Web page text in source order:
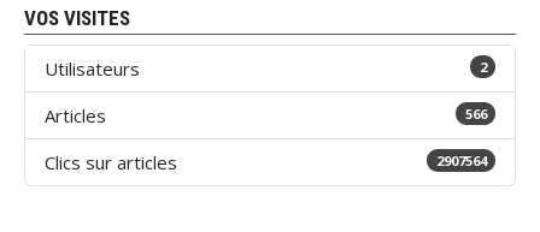
VOS VISITES
Utilisateurs 2
Articles 566
Clics sur articles 2907564